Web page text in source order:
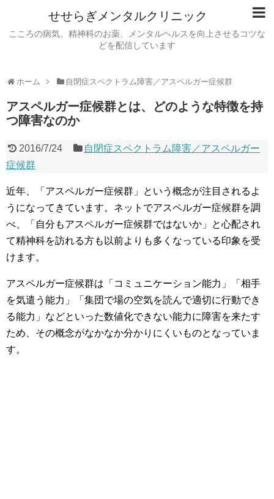
せせらぎメンタルクリニック
こころの病気、精神科のお薬、メンタルヘルスを向上させるコツな
どを配信しています
ホーム 自閉症スペクトラム障害／アスペルガー症候群
アスペルガー症候群とは、どのような特徴を持
つ障害なのか
2016/7/24
自閉症スペクトラム障害／アスペルガー
症候群
近年、「アスペルガー症候群」という概念が注目されるよ
うになってきています。ネットでアスペルガー症候群を調
べ、「自分もアスペルガー症候群ではないか」と心配され
て精神科を訪れる方も以前よりも多くなっている印象を受
けます。
アスペルガー症候群は「コミュニケーション能力」「相手
を気遣う能力」「集団で場の空気を読んで適切に行動でき
る能力」などといった数値化できない能力に障害を来たす
ため、その概念がなかなか分かりにくいものとなっていま
す。